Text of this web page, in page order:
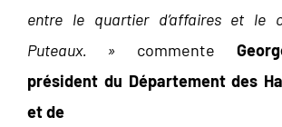
entre le quartier d’affaires et le
Puteaux. » commente
président du Département des
et de